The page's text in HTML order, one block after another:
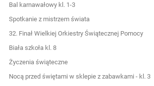
Bal karnawałowy kl. 1-3
Spotkanie z mistrzem świata
32. Finał Wielkiej Orkiestry Świątecznej Pomocy
Biała szkoła kl. 8
Życzenia świąteczne
Nocą przed świętami w sklepie z zabawkami - kl. 3